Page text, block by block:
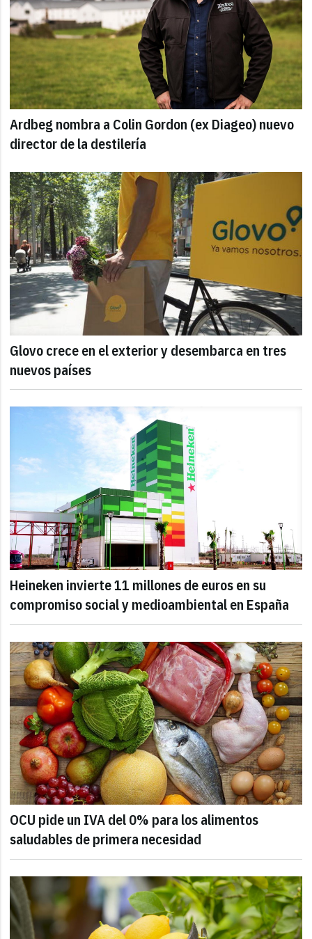
Ardbeg nombra a Colin Gordon (ex Diageo) nuevo
director de la destilería
Glovo crece en el exterior y desembarca en tres
nuevos países
Heineken invierte 11 millones de euros en su
compromiso social y medioambiental en España
OCU pide un IVA del 0% para los alimentos
saludables de primera necesidad